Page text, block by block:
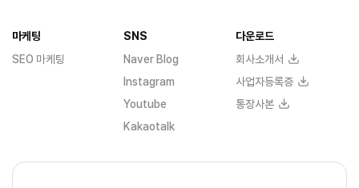
마케팅
SEO 마케팅
SNS
Naver Blog
Instagram
Youtube
Kakaotalk
다운로드
회사소개서
사업자등록증
통장사본